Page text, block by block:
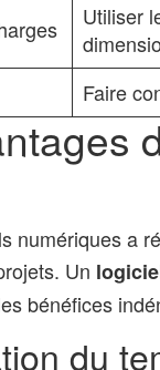
Utiliser
Faire
numériques a
Un
bénéfices
du